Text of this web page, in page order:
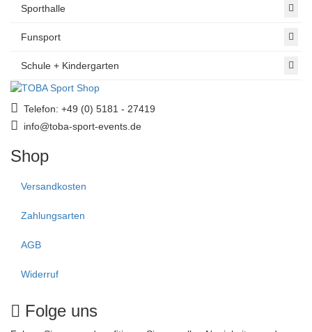
Sporthalle
Funsport
Schule + Kindergarten
Telefon: +49 (0) 5181 - 27419
info@toba-sport-events.de
Shop
Versandkosten
Zahlungsarten
AGB
Widerruf
Folge uns